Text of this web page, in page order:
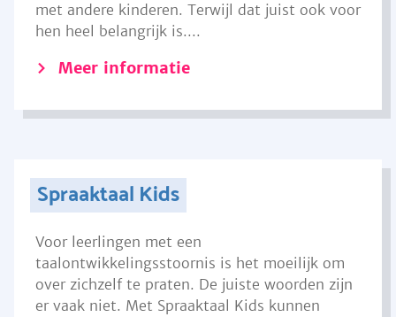
met andere kinderen. Terwijl dat juist ook voor
hen heel belangrijk is....
Meer informatie
Spraaktaal Kids
Voor leerlingen met een
taalontwikkelingsstoornis is het moeilijk om
over zichzelf te praten. De juiste woorden zijn
er vaak niet. Met Spraaktaal Kids kunnen